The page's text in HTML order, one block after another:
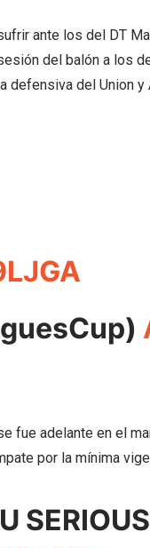
ante los del DT
del balón a los
defensiva del Union
fue adelante en el
por la mínima